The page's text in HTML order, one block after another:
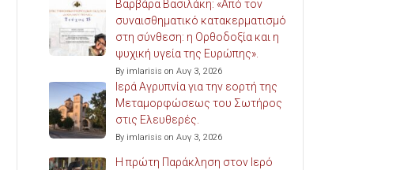
Βαρβάρα Βασιλάκη: «Από τον
συναισθηματικό κατακερματισμό
στη σύνθεση: η Ορθοδοξία και η
ψυχική υγεία της Ευρώπης».
By imlarisis on Αυγ 3, 2026
Ιερά Αγρυπνία για την εορτή της
Μεταμορφώσεως του Σωτήρος
στις Ελευθερές.
By imlarisis on Αυγ 3, 2026
Η πρώτη Παράκληση στον Ιερό